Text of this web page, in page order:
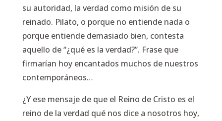
su autoridad, la verdad como misión de su
reinado. Pilato, o porque no entiende nada o
porque entiende demasiado bien, contesta
aquello de“¿qué es la verdad?”. Frase que
firmarían hoy encantados muchos de nuestros
contemporáneos…
¿Y ese mensaje de que el Reino de Cristo es el
reino de la verdad qué nos dice a nosotros hoy,